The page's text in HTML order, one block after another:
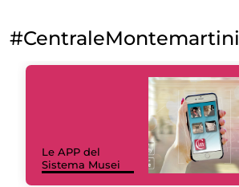
#CentraleMontemartini
Le APP del
Sistema Musei